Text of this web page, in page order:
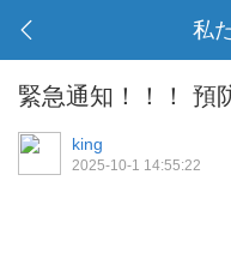
私
緊急通知！！！ 預
king
2025-10-1 14:55:22